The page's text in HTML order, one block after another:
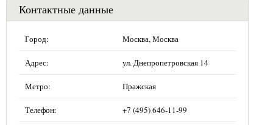
Контактные данные
Город: Москва, Москва
Адрес: ул. Днепропетровская 14
Метро: Пражская
Телефон: +7 (495) 646-11-99